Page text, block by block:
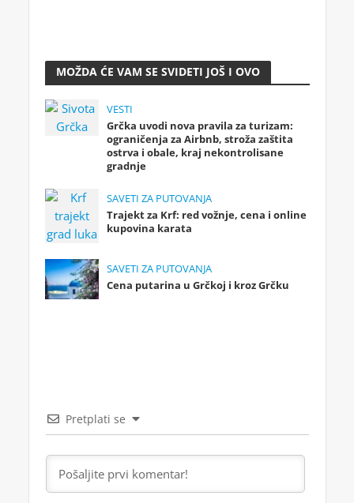
MOŽDA ĆE VAM SE SVIDETI JOŠ I OVO
VESTI
Grčka uvodi nova pravila za turizam:
ograničenja za Airbnb, stroža zaštita
ostrva i obale, kraj nekontrolisane
gradnje
SAVETI ZA PUTOVANJA
Trajekt za Krf: red vožnje, cena i online
kupovina karata
SAVETI ZA PUTOVANJA
Cena putarina u Grčkoj i kroz Grčku
Pretplati se